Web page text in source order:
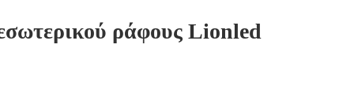
ράφους Lionled